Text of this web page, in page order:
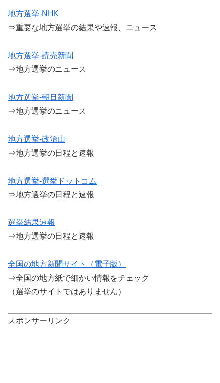
地方選挙-NHK
⇒重要な地方選挙の結果や速報、ニュース
地方選挙-読売新聞
⇒地方選挙のニュース
地方選挙-朝日新聞
⇒地方選挙のニュース
地方選挙-政治山
⇒地方選挙の日程と速報
地方選挙-選挙ドットコム
⇒地方選挙の日程と速報
選挙結果速報
⇒地方選挙の日程と速報
全国の地方新聞サイト（電子版）
⇒全国の地方紙で細かい情報をチェック
（選挙のサイトではありません）
スポンサーリンク